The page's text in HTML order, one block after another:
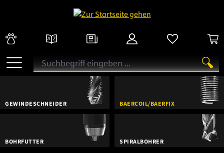
GEWINDESCHNEIDER BAERCOIL/BAERFIX
BOHRFUTTER SPIRALBOHRER